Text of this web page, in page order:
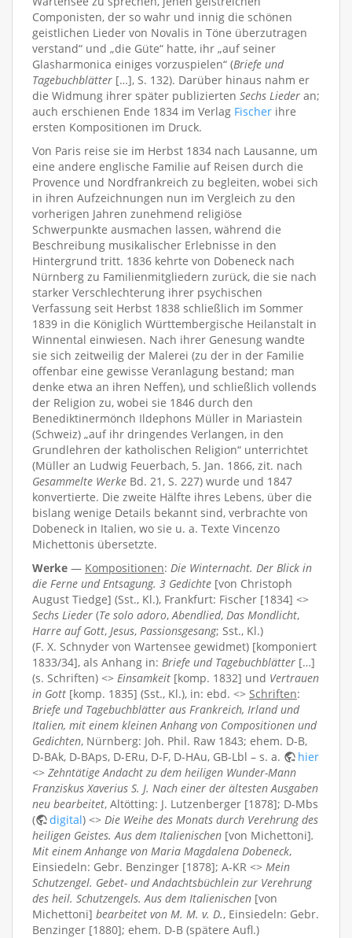
Componisten, der so wahr und innig die schönen
geistlichen Lieder von Novalis in Töne überzutragen
verstand“ und „die Güte“ hatte, ihr „auf seiner
Glasharmonica einiges vorzuspielen“ (Briefe und
Tagebuchblätter […], S. 132). Darüber hinaus nahm er
die Widmung ihrer später publizierten Sechs Lieder an;
auch erschienen Ende 1834 im Verlag Fischer ihre
ersten Kompositionen im Druck.
Von Paris reise sie im Herbst 1834 nach Lausanne, um
eine andere englische Familie auf Reisen durch die
Provence und Nordfrankreich zu begleiten, wobei sich
in ihren Aufzeichnungen nun im Vergleich zu den
vorherigen Jahren zunehmend religiöse
Schwerpunkte ausmachen lassen, während die
Beschreibung musikalischer Erlebnisse in den
Hintergrund tritt. 1836 kehrte von Dobeneck nach
Nürnberg zu Familienmitgliedern zurück, die sie nach
starker Verschlechterung ihrer psychischen
Verfassung seit Herbst 1838 schließlich im Sommer
1839 in die Königlich Württembergische Heilanstalt in
Winnental einwiesen. Nach ihrer Genesung wandte
sie sich zeitweilig der Malerei (zu der in der Familie
offenbar eine gewisse Veranlagung bestand; man
denke etwa an ihren Neffen), und schließlich vollends
der Religion zu, wobei sie 1846 durch den
Benediktinermönch Ildephons Müller in Mariastein
(Schweiz) „auf ihr dringendes Verlangen, in den
Grundlehren der katholischen Religion“ unterrichtet
(Müller an Ludwig Feuerbach, 5. Jan. 1866, zit. nach
Gesammelte Werke Bd. 21, S. 227) wurde und 1847
konvertierte. Die zweite Hälfte ihres Lebens, über die
bislang wenige Details bekannt sind, verbrachte von
Dobeneck in Italien, wo sie u. a. Texte Vincenzo
Michettonis übersetzte.
Werke — Kompositionen: Die Winternacht. Der Blick in
die Ferne und Entsagung. 3 Gedichte [von Christoph
August Tiedge] (Sst., Kl.), Frankfurt: Fischer [1834] <>
Sechs Lieder (Te solo adoro,Abendlied, Das Mondlicht,
Harre auf Gott, Jesus, Passionsgesang; Sst., Kl.)
(F. X. Schnyder von Wartensee gewidmet) [komponiert
1833/34], als Anhang in: Briefe und Tagebuchblätter […]
(s. Schriften) <> Einsamkeit [komp. 1832] und Vertrauen
in Gott [komp. 1835] (Sst., Kl.), in: ebd. <> Schriften:
Briefe und Tagebuchblätter aus Frankreich, Irland und
Italien, mit einem kleinen Anhang von Compositionen und
Gedichten, Nürnberg: Joh. Phil. Raw 1843; ehem. D-B,
D-BAk, D-BAps, D-ERu, D-F, D-HAu, GB-Lbl – s. a.
hier
<> Zehntätige Andacht zu dem heiligen Wunder-Mann
Franziskus Xaverius S. J. Nach einer der ältesten Ausgaben
neu bearbeitet, Altötting: J. Lutzenberger [1878]; D-Mbs
(
digital) <> Die Weihe des Monats durch Verehrung des
heiligen Geistes. Aus dem Italienischen [von Michettoni].
Mit einem Anhange von Maria Magdalena Dobeneck,
Einsiedeln: Gebr. Benzinger [1878]; A-KR <> Mein
Schutzengel. Gebet- und Andachtsbüchlein zur Verehrung
des heil. Schutzengels. Aus dem Italienischen [von
Michettoni] bearbeitet von M. M. v. D., Einsiedeln: Gebr.
Benzinger [1880]; ehem. D-B (spätere Aufl.)